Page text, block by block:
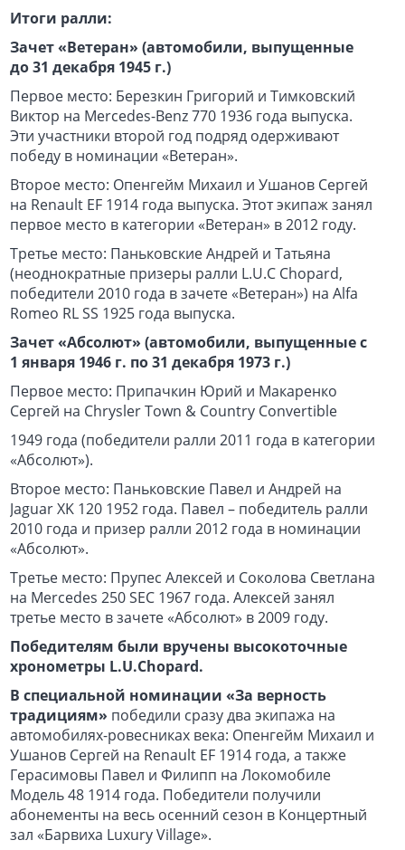
Итоги ралли:
Зачет «Ветеран» (автомобили, выпущенные
до 31 декабря 1945 г.)
Первое место: Березкин Григорий и Тимковский
Виктор на Mercedes-Benz 770 1936 года выпуска.
Эти участники второй год подряд одерживают
победу в номинации «Ветеран».
Второе место: Опенгейм Михаил и Ушанов Сергей
на Renault EF 1914 года выпуска. Этот экипаж занял
первое место в категории «Ветеран» в 2012 году.
Третье место: Паньковские Андрей и Татьяна
(неоднократные призеры ралли L.U.C Chopard,
победители 2010 года в зачете «Ветеран») на Alfa
Romeo RL SS 1925 года выпуска.
Зачет «Абсолют» (автомобили, выпущенные с
1 января 1946 г. по 31 декабря 1973 г.)
Первое место: Припачкин Юрий и Макаренко
Сергей на Сhrysler Town & Country Convertible
1949 года (победители ралли 2011 года в категории
«Абсолют»).
Второе место: Паньковские Павел и Андрей на
Jaguar XK 120 1952 года. Павел – победитель ралли
2010 года и призер ралли 2012 года в номинации
«Абсолют».
Третье место: Прупес Алексей и Соколова Светлана
на Mercedes 250 SEC 1967 года. Алексей занял
третье место в зачете «Абсолют» в 2009 году.
Победителям были вручены высокоточные
хронометры L.U.Chopard.
В специальной номинации «За верность
традициям» победили сразу два экипажа на
автомобилях-ровесниках века: Опенгейм Михаил и
Ушанов Сергей на Renault EF 1914 года, а также
Герасимовы Павел и Филипп на Локомобиле
Модель 48 1914 года. Победители получили
абонементы на весь осенний сезон в Концертный
зал «Барвиха Luxury Village».